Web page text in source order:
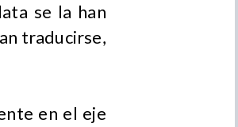
se la han
traducirse,
en el eje